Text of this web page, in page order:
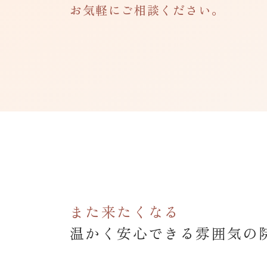
お気軽にご相談ください。
また来たくなる
温かく安心できる雰囲気の